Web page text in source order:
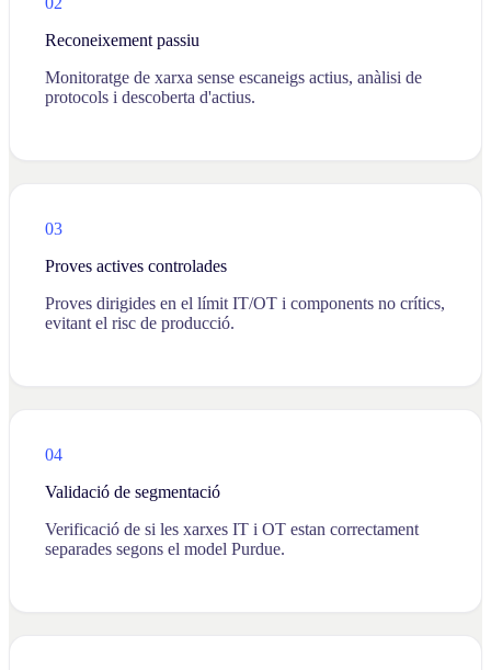
Reconeixement passiu
Monitoratge de xarxa sense escaneigs actius, anàlisi de
protocols i descoberta d'actius.
03
Proves actives controlades
Proves dirigides en el límit IT/OT i components no crítics,
evitant el risc de producció.
04
Validació de segmentació
Verificació de si les xarxes IT i OT estan correctament
separades segons el model Purdue.